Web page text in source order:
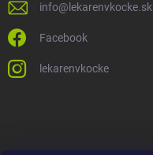
info@ lekarenvkocke.sk
Facebook
lekarenvkocke